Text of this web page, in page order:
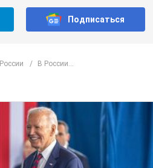
Подписаться
В России...